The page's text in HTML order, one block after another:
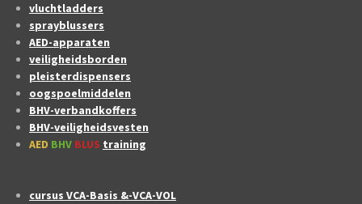
vluchtladders
sprayblussers
AED-apparaten
veiligheidsborden
pleisterdispensers
oogspoelmiddelen
BHV-verbandkoffers
BHV-veiligheidsvesten
AED BHV BLUS training
cursus VCA-Basis &-VCA-VOL